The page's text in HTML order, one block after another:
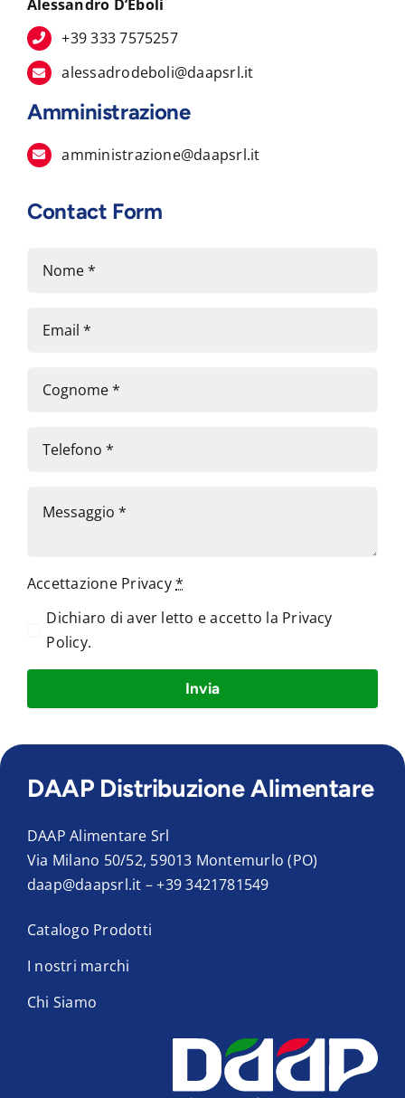
Alessandro D’Eboli
+39 333 7575257
alessadrodeboli@daapsrl.it
Amministrazione
amministrazione@daapsrl.it
Contact Form
Accettazione Privacy*
Dichiaro di aver letto e accetto la Privacy
Policy.
Invia
DAAP Distribuzione Alimentare
DAAP Alimentare Srl
Via Milano 50/52, 59013 Montemurlo (PO)
daap@daapsrl.it –+39 3421781549
Catalogo Prodotti
I nostri marchi
Chi Siamo